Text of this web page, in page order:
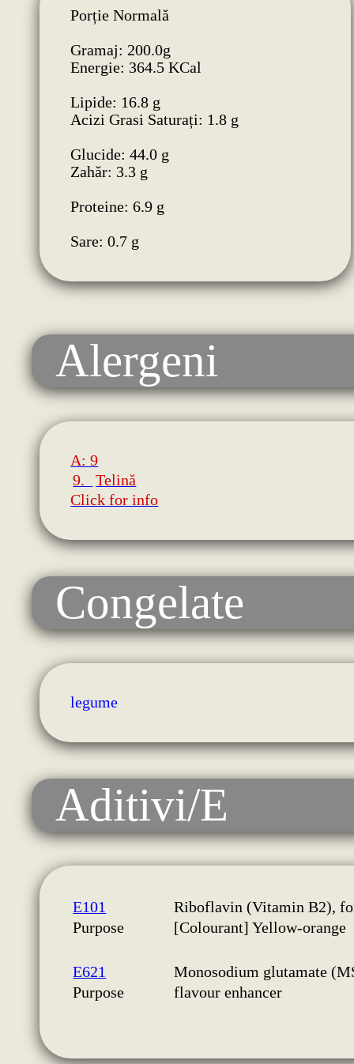
Porție Normală
Gramaj: 200.0g
Energie: 364.5 KCal
Lipide: 16.8 g
Acizi Grasi Saturați: 1.8 g
Glucide: 44.0 g
Zahăr: 3.3 g
Proteine: 6.9 g
Sare: 0.7 g
Alergeni
A: 9
9.
Telină
Click for info
Congelate
legume
Aditivi/E
E101
Riboflavin (Vitamin B2),
Purpose
[Colourant] Yellow-orange
E621
Monosodium glutamate
Purpose
flavour enhancer